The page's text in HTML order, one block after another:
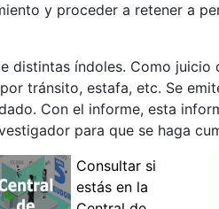
y proceder a retener a
distintas índoles. Como juicio
tránsito, estafa, etc. Se
Con el informe, esta
para que se haga